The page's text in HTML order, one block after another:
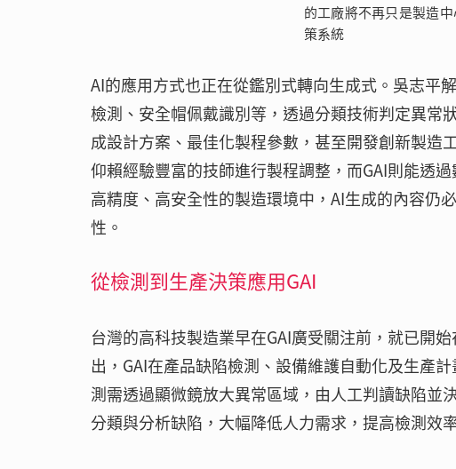
的工廠將不再只是製造
策系統
AI的應用方式也正在從鑑別式轉向生成式。吳志平
檢測、安全帽佩戴識別等，透過分類技術判定異常
成設計方案、最佳化製程參數，甚至開發創新製造
仰賴經驗豐富的技師進行製程調整，而GAI則能透
高精度、高安全性的製造環境中，AI生成的內容仍
性。
從檢測到生產決策應用GAI
台灣的高科技製造業早在GAI廣受關注前，就已開
出，GAI在產品缺陷檢測、設備維護自動化及生產
測需透過顯微鏡放大異常區域，由人工判讀缺陷並
分類與分析缺陷，大幅降低人力需求，提高檢測效